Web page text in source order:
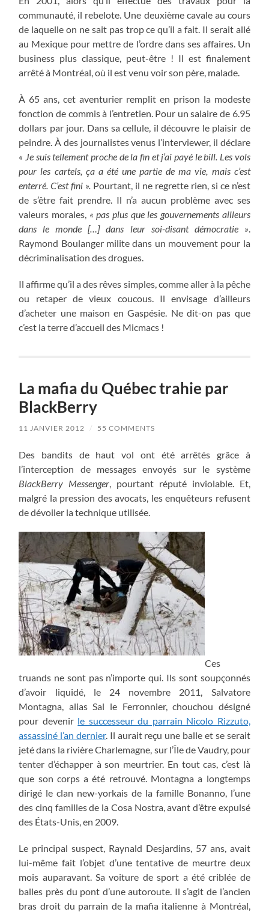
communauté, il rebelote. Une deuxième cavale au cours
de laquelle on ne sait pas trop ce qu’il a fait. Il serait allé
au Mexique pour mettre de l’ordre dans ses affaires. Un
business plus classique, peut-être ! Il est finalement
arrêté à Montréal, où il est venu voir son père, malade.
À 65 ans, cet aventurier remplit en prison la modeste
fonction de commis à l’entretien. Pour un salaire de 6.95
dollars par jour. Dans sa cellule, il découvre le plaisir de
peindre. À des journalistes venus l’interviewer, il déclare
« Je suis tellement proche de la fin et j’ai payé le bill. Les vols
pour les cartels, ça a été une partie de ma vie, mais c’est
enterré. C’est fini ». Pourtant, il ne regrette rien, si ce n’est
de s’être fait prendre. Il n’a aucun problème avec ses
valeurs morales, « pas plus que les gouvernements ailleurs
dans le monde […] dans leur soi-disant démocratie »
Raymond Boulanger milite dans un mouvement pour la
décriminalisation des drogues.
Il affirme qu’il a des rêves simples, comme aller à la pêche
ou retaper de vieux coucous. Il envisage d’ailleurs
d’acheter une maison en Gaspésie. Ne dit-on pas que
c’est la terre d’accueil des Micmacs !
La mafia du Québec trahie par
BlackBerry
11 JANVIER 2012 / 55 COMMENTS
Des bandits de haut vol ont été arrêtés grâce à
l’interception de messages envoyés sur le système
BlackBerry Messenger , pourtant réputé inviolable. Et,
malgré la pression des avocats, les enquêteurs refusent
de dévoiler la technique utilisée.
Ces
truands ne sont pas n’importe qui. Ils sont soupçonnés
d’avoir liquidé, le 24 novembre 2011, Salvatore
Montagna, alias Sal le Ferronnier, chouchou désigné
pour devenir le successeur du parrain Nicolo Rizzuto,
assassiné l’an dernier. Il aurait reçu une balle et se serait
jeté dans la rivière Charlemagne, sur l’Île de Vaudry, pour
tenter d’échapper à son meurtrier. En tout cas, c’est là
que son corps a été retrouvé. Montagna a longtemps
dirigé le clan new-yorkais de la famille Bonanno, l’une
des cinq familles de la Cosa Nostra, avant d’être expulsé
des États-Unis, en 2009.
Le principal suspect, Raynald Desjardins, 57 ans, avait
lui-même fait l’objet d’une tentative de meurtre deux
mois auparavant. Sa voiture de sport a été criblée de
balles près du pont d’une autoroute. Il s’agit de l’ancien
bras droit du parrain de la mafia italienne à Montréal,